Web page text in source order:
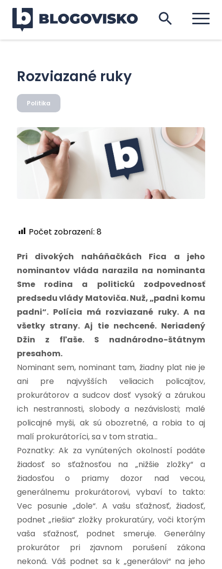
Rozviazané ruky
Politika
Počet zobrazení: 8
Pri divokých naháňačkách Fica a jeho
nominantov vláda narazila na nominanta
Sme rodina a politickú zodpovednosť
predsedu vlády Matoviča. Nuž, „padni komu
padni“. Polícia má rozviazané ruky. A na
všetky strany. Aj tie nechcené. Neriadený
Džin z fľaše. S nadnárodno-štátnym
presahom.
Nominant sem, nominant tam, žiadny plat nie je
ani pre najvyšších veliacich policajtov,
prokurátorov a sudcov dosť vysoký a zárukou
ich nestrannosti, slobody a nezávislosti; malé
policajné myši, ak sú obozretné, a robia to aj
malí prokurátoríci, sa v tom stratia…
Poznatky: Ak za vynútených okolností podáte
žiadosť so sťažnosťou na „nižšie zložky“ a
žiadosťou o priamy dozor nad vecou,
generálnemu prokurátorovi, vybaví to takto:
Vec posunie „dole“. A vašu sťažnosť, žiadosť,
podnet „riešia“ zložky prokuratúry, voči ktorým
vaša sťažnosť, podnet smeruje. Generálny
prokurátor pri zjavnom porušení zákona
nekoná. Váš podnet sa k „generálovi“ na jeho